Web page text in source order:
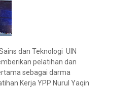
dan Teknologi UIN
pelatihan dan
sebagai darma
Kerja YPP Nurul Yaqin